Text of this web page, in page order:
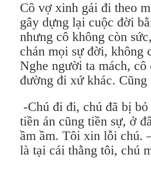
Cô vợ xinh gái đi theo
gây dựng lại cuộc đời
nhưng cô không còn
chán mọi sự đời, không
Nghe người ta mách,
đường đi xứ khác.
-Chú đi đi, chú đã bị
tiền án cũng tiền sự, ở
ầm ầm. Tôi xin lỗi chú.
là tại cái thằng tôi, chú